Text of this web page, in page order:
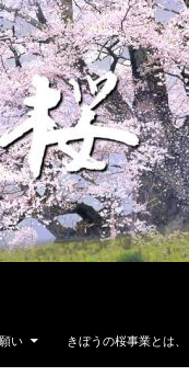
い きぼうの桜事業とは、